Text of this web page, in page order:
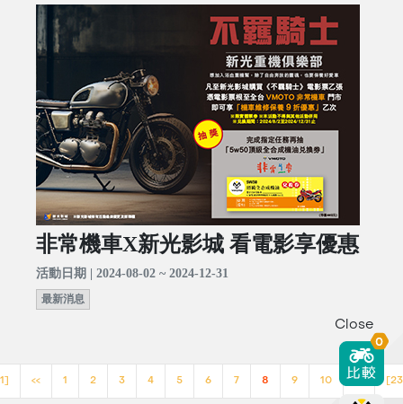
非常機車X新光影城 看電影享優惠
活動日期 | 2024-08-02 ~ 2024-12-31
最新消息
<< 1 2 3 4 5 6 7 8 9 10 >>
Close
0